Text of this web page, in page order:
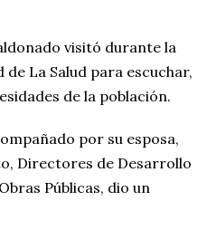
visitó durante la
La Salud para escuchar,
de la población.
por su esposa,
Directores de Desarrollo
Públicas, dio un